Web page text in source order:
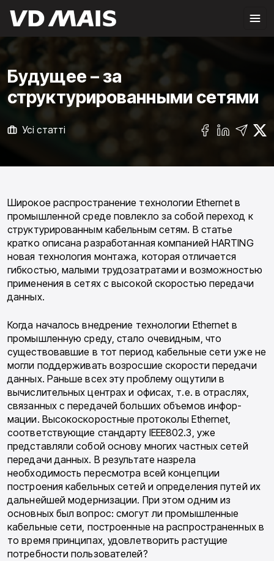
Будущее – за
структурированными сетями
Усі статті
Широкое распространение технологии Ethernet в
промышленной среде повлекло за собой переход к
структурированным ка­бельным сетям. В статье
кратко описана разработанная компанией HARTING
новая технология монтажа, которая отличается
гибкостью, малыми трудозатратами и воз­можностью
применения в сетях с высокой скоростью передачи
данных.
Когда началось внедрение технологии Ethernet в
промышленную среду, стало оче­видным, что
существовавшие в тот период ка­бельные сети уже не
могли поддерживать воз­росшие скорости передачи
данных. Раньше всех эту проблему ощутили в
вычислитель­ных центрах и офисах, т.е. в отраслях,
свя­занных с передачей больших объемов инфор­
мации. Высокоскоростные протоколы Ether­net,
соответствующие стандарту IEEE802.3, уже
представляли собой основу многих част­ных сетей
передачи данных. В результате на­зрела
необходимость пересмотра всей концеп­ции
построения кабельных сетей и определе­ния путей их
дальнейшей модернизации. При этом одним из
основных был вопрос: смогут ли промышленные
кабельные сети, построен­ные на распространенных в
то время принци­пах, удовлетворить растущие
потребности пользователей?